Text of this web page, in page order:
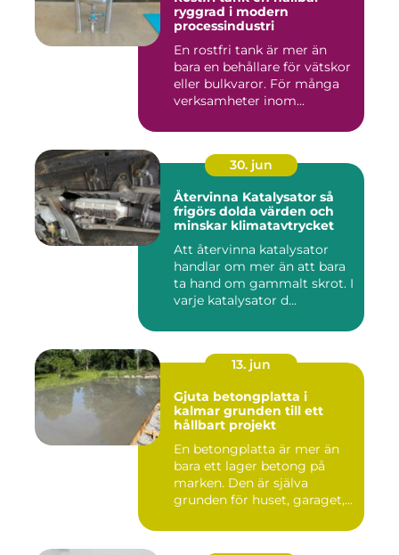
ryggrad i modern
processindustri
En rostfri tank är mer än
bara en behållare för vätskor
eller bulkvaror. För många
verksamheter inom...
30. jun
Återvinna Katalysator så
frigörs dolda värden och
minskar klimatavtrycket
Att återvinna katalysator
handlar om mer än att bara
ta hand om gammalt skrot. I
varje katalysator d...
13. jun
Gjuta betongplatta i
kalmar grunden till ett
hållbart projekt
En betongplatta är mer än
bara ett lager betong på
marken. Den är själva
grunden för huset, garaget,...